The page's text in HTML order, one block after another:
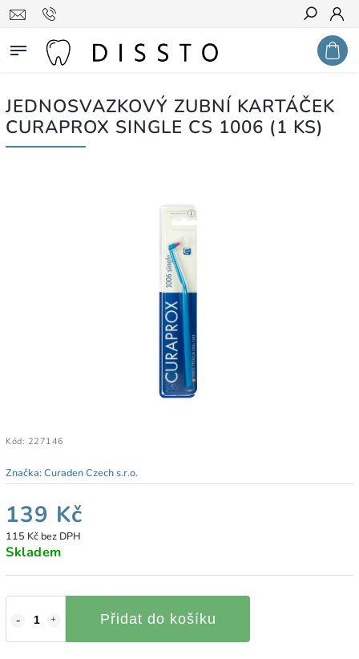
Hledat
JEDNOSVAZKOVÝ ZUBNÍ KARTÁČEK
CURAPROX SINGLE CS 1006 (1 KS)
Kód: 227146
Značka:Curaden Czech s.r.o.
139 Kč
115 Kč bez DPH
Skladem
Přidat do košíku